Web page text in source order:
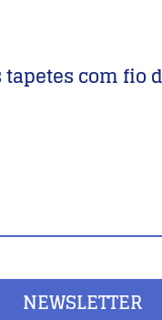
tapetes com fio
NEWSLETTER